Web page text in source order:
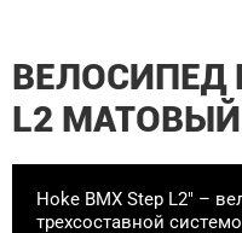
ВЕЛОСИПЕД
L2
Hoke BMX Step L2" –
трехсоставной